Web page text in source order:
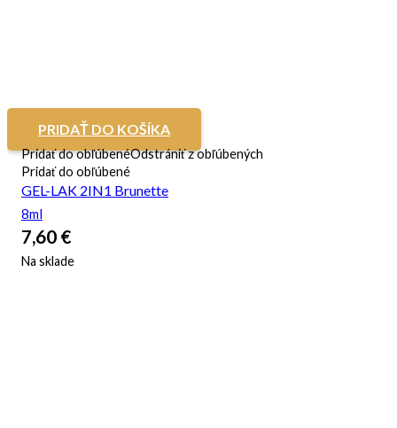
PRIDAŤ DO KOŠÍKA
Pridať do obľúbenéOdstrániť z obľúbených
Pridať do obľúbené
GEL-LAK 2IN1 Brunette
8ml
7,60 €
Na sklade